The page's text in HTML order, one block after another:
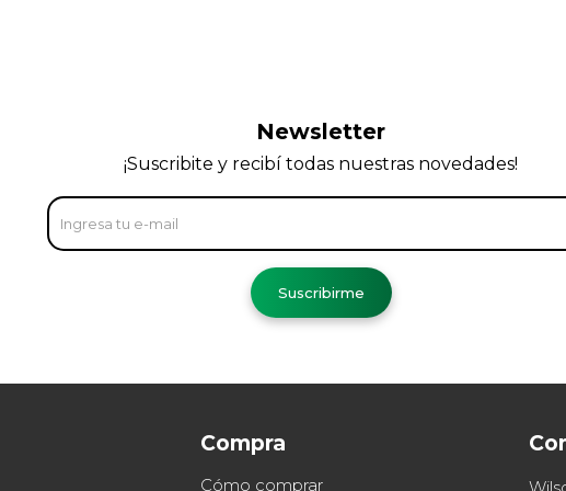
Compra
Cómo comprar
Newsletter
¡Suscribite y recibí todas nuestras novedades!
Suscribirme